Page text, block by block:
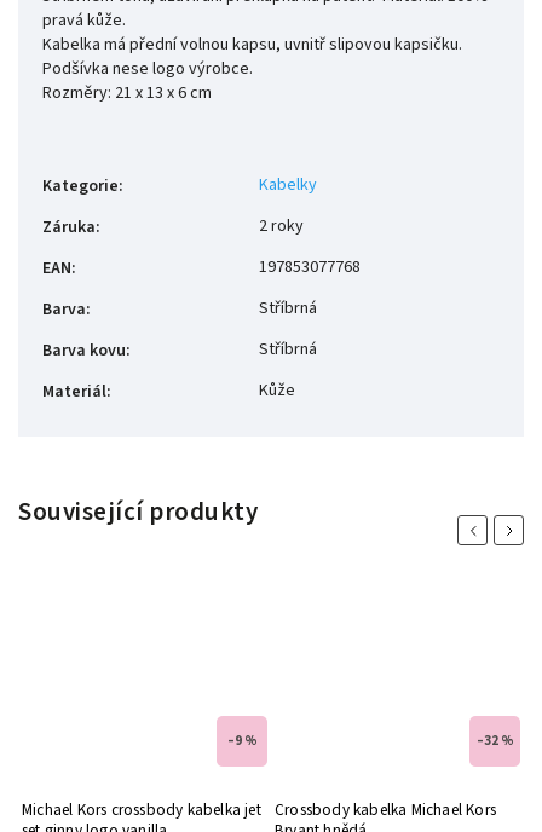
pravá kůže.
Kabelka má přední volnou kapsu, uvnitř slipovou kapsičku.
Podšívka nese logo výrobce.
Rozměry: 21 x 13 x 6 cm
Kategorie:
Kabelky
Záruka:
2 roky
EAN:
197853077768
Barva:
Stříbrná
Barva kovu:
Stříbrná
Materiál: Kůže
Související produkty
Previous
–9 %
Michael Kors crossbody kabelka jet
–32 %
Crossbody kabelka Michael Kors
Next